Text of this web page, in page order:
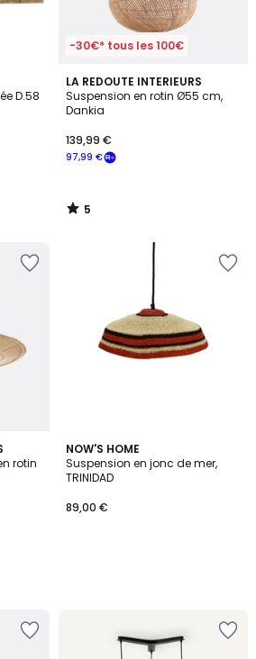
D.58
-30€* tous les 100€
LA REDOUTE INTERIEURS
Suspension en rotin Ø55 cm,
Dankia
97,99 €
139,99 €
5
/
5
5
/
rotin
NOW'S HOME
Suspension en jonc de mer,
TRINIDAD
89,00 €